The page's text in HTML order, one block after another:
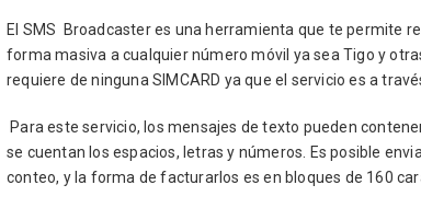
El SMS Broadcaster es una herramienta que te permite
forma masiva a cualquier número móvil ya sea Tigo y
requiere de ninguna SIMCARD ya que el servicio es a
Para este servicio, los mensajes de texto pueden
se cuentan los espacios, letras y números. Es posible
conteo, y la forma de facturarlos es en bloques de 160